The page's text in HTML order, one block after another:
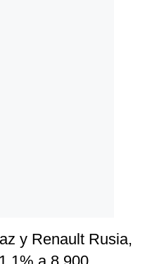
y Renault Rusia,